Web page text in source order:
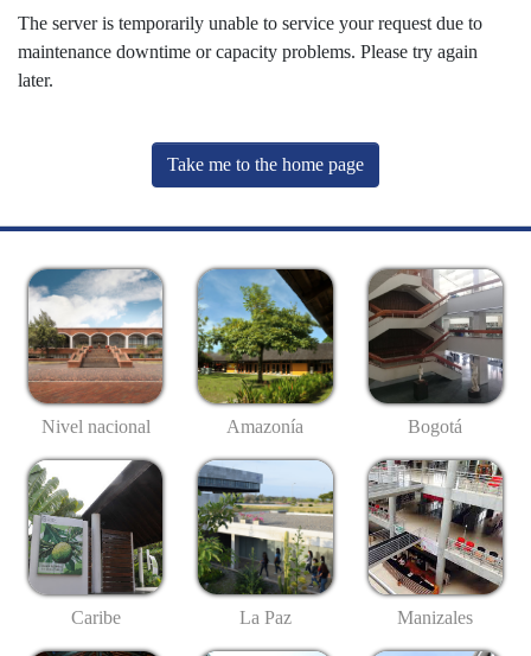
The server is temporarily unable to service your request due to
maintenance downtime or capacity problems. Please try again
later.
Take me to the home page
Nivel nacional Amazonía Bogotá
Caribe La Paz Manizales